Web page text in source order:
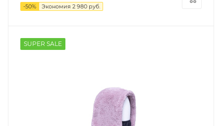
-50% Экономия 2 980 руб.
SUPER SALE